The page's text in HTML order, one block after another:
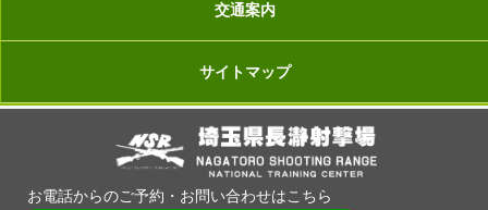
交通案内
サイトマップ
お電話からのご予約・お問い合わせはこちら